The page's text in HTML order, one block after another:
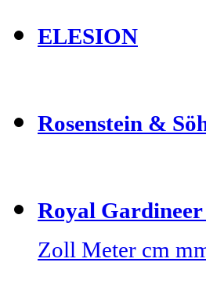
ELESION
Rosenstein &
Royal Gardineer
Zoll Meter cm